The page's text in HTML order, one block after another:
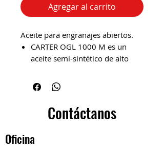
Agregar al carrito
Aceite para engranajes abiertos.
CARTER OGL 1000 M es un
aceite semi-sintético de alto
la lubricación de engranajes
abiertos. Resistencia de carga
muy alta, está especialmente
adaptado a los engranajes
de azúcar.
Contáctanos
Oficina